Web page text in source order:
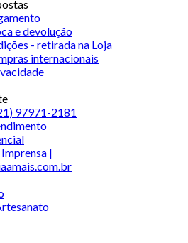
e devolução
- retirada na Loja
internacionais
97971-2181
|